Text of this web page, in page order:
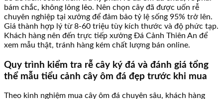
bám chắc, không lỏng lẻo. Nên chọn cây đã được uốn rễ
chuyên nghiệp tại xưởng để đảm bảo tỷ lệ sống 95% trở lên.
Giá thành hợp lý từ 8-60 triệu tùy kích thước và độ phức tạp.
Khách hàng nên đến trực tiếp xưởng Đá Cảnh Thiên An để
xem mẫu thật, tránh hàng kém chất lượng bán online.
Quy trình kiểm tra rễ cây ký đá và đánh giá tổng
thể mẫu tiểu cảnh cây ôm đá đẹp trước khi mua
Theo kinh nghiệm mua cây ôm đá chuyên sâu, khách hàng